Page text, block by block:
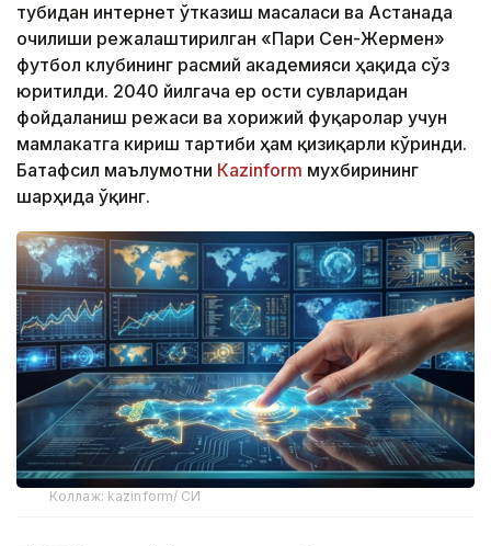
тубидан интернет ўтказиш масаласи ва Астанада
очилиши режалаштирилган «Пари Сен-Жермен»
футбол клубининг расмий академияси ҳақида сўз
юритилди. 2040 йилгача ер ости сувларидан
фойдаланиш режаси ва хорижий фуқаролар учун
мамлакатга кириш тартиби ҳам қизиқарли кўринди.
Батафсил маълумотни Кazinform мухбирининг
шарҳида ўқинг.
Коллаж: kazinform/ СИ